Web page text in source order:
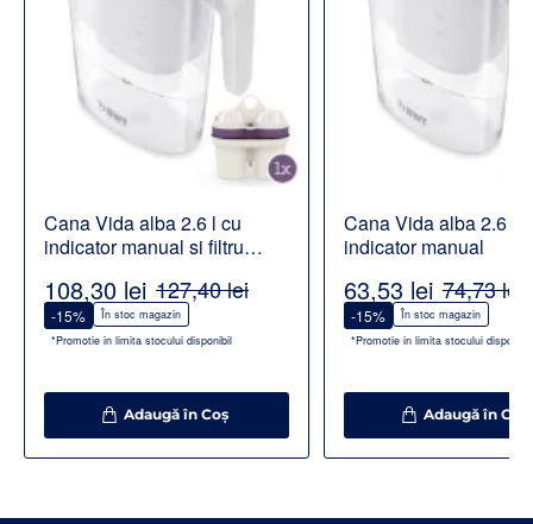
Cana Vida alba 2.6 l cu
indicator manual si filtru
În stoc magazin
*Promotie in limita stocului disponibil
-15%
108,30 lei 127,40 lei
Adaugă în Coş
Cana Vida alba 2.6 l
indicator manual
În stoc magazin
*Promotie in limita stocului disponibil
-15%
63,53 lei 74,73 lei
Adaugă în Coş